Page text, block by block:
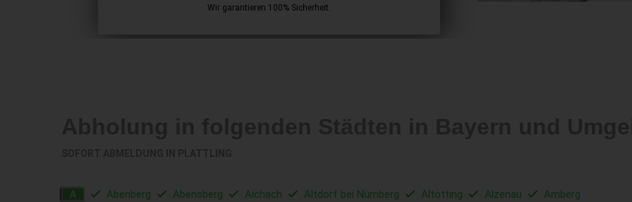
Wir garantieren 100% Sicherheit.
A Abenberg Abensberg Aichach Altdorf bei Nürnberg Altötting Alzenau
Amberg